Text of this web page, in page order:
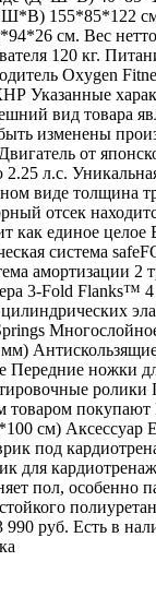
155*85*122
см. Вес нетто
120 кг.
Oxygen
Указанные
вид товара
изменены
от
л.с.
виде толщина
отсек
как единое
система
амортизации 2
3-Fold Flanks™
Передние ножки
ролики
товаром
см) Аксессуар
под
для
пол, особенно
руб. Есть в